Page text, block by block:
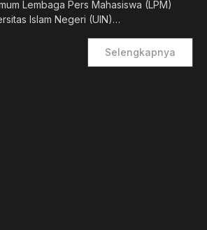
Lembaga Pers Mahasiswa (LPM)
Islam Negeri (UIN)…
Selengkapnya